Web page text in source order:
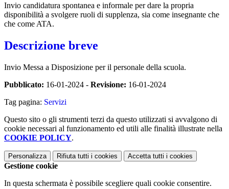
Invio candidatura spontanea e informale per dare la propria
disponibilità a svolgere ruoli di supplenza, sia come insegnante che
che come ATA.
Descrizione breve
Invio Messa a Disposizione per il personale della scuola.
Pubblicato: 16-01-2024 - Revisione: 16-01-2024
Tag pagina: Servizi
Questo sito o gli strumenti terzi da questo utilizzati si avvalgono di
cookie necessari al funzionamento ed utili alle finalità illustrate nella
COOKIE POLICY.
Personalizza Rifiuta tutti i cookies Accetta tutti i cookies
Gestione cookie
In questa schermata è possibile scegliere quali cookie consentire.